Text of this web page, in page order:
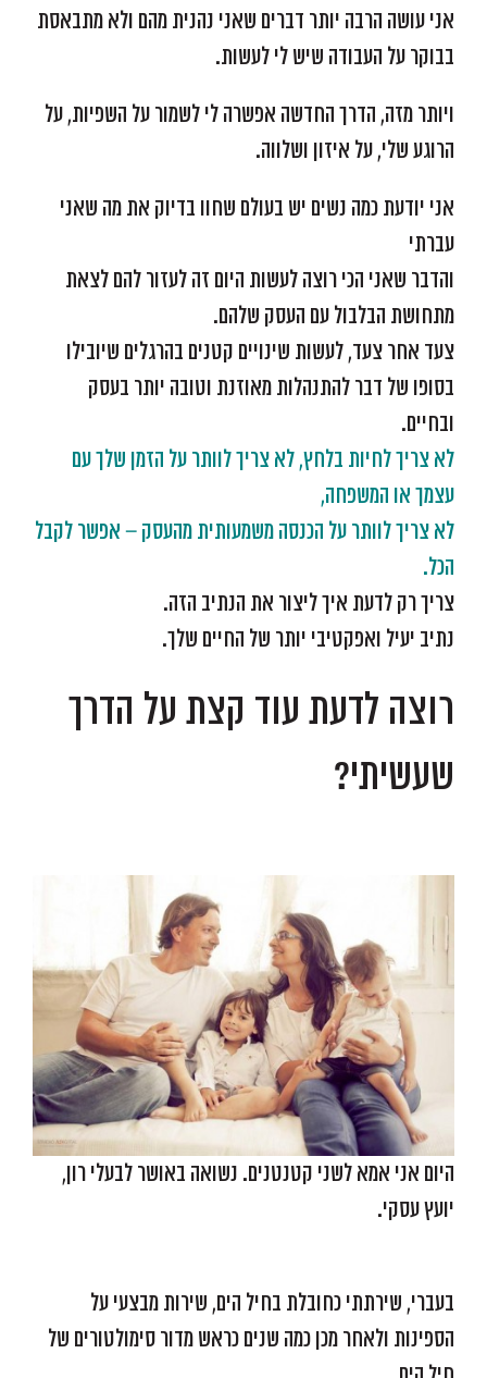
אני עושה הרבה יותר דברים שאני נהנית מהם ולא מתבאסת
בבוקר על העבודה שיש לי לעשות.
ויותר מזה, הדרך החדשה אפשרה לי לשמור על השפיות, על
הרוגע שלי, על איזון ושלווה.
אני יודעת כמה נשים יש בעולם שחוו בדיוק את מה שאני
עברתי
והדבר שאני הכי רוצה לעשות היום זה לעזור להם לצאת
מתחושת הבלבול עם העסק שלהם.
צעד אחר צעד, לעשות שינויים קטנים בהרגלים שיובילו
בסופו של דבר להתנהלות מאוזנת וטובה יותר בעסק
ובחיים.
לא צריך לחיות בלחץ, לא צריך לוותר על הזמן שלך עם
עצמך או המשפחה,
לא צריך לוותר על הכנסה משמעותית מהעסק – אפשר לקבל
הכל.
צריך רק לדעת איך ליצור את הנתיב הזה.
נתיב יעיל ואפקטיבי יותר של החיים שלך.
רוצה לדעת עוד קצת על הדרך
שעשיתי?
היום אני אמא לשני קטנטנים. נשואה באושר לבעלי רון,
יועץ עסקי.
בעברי, שירתתי כחובלת בחיל הים, שירות מבצעי על
הספינות ולאחר מכן כמה שנים כראש מדור סימולטורים של